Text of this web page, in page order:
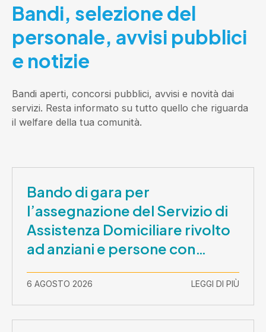
Bandi, selezione del
personale, avvisi pubblici
e notizie
Bandi aperti, concorsi pubblici, avvisi e novità dai
servizi. Resta informato su tutto quello che riguarda
il welfare della tua comunità.
Bando di gara per
l’assegnazione del Servizio di
Assistenza Domiciliare rivolto
ad anziani e persone con
2026-30 settembre 2029
6 AGOSTO 2026 LEGGI DI PIÙ